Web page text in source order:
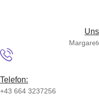
Telefon:
+43 664 3237256